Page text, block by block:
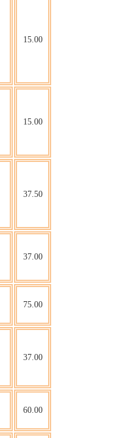
15.00
15.00
37.50
37.00
75.00
37.00
60.00